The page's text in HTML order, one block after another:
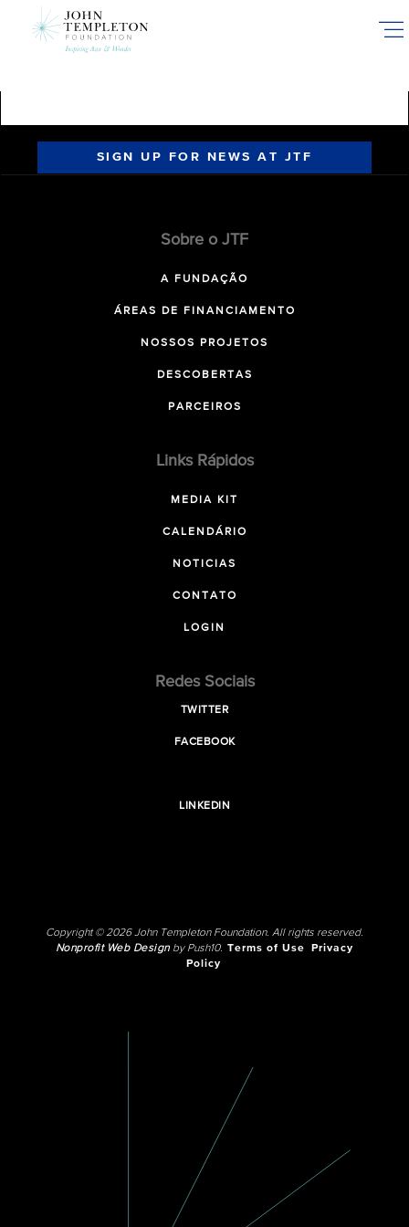
SIGN UP FOR NEWS AT JTF
Sobre o JTF
A FUNDAÇÃO
ÁREAS DE FINANCIAMENTO
NOSSOS PROJETOS
DESCOBERTAS
PARCEIROS
Links Rápidos
MEDIA KIT
CALENDÁRIO
NOTICIAS
CONTATO
LOGIN
Redes Sociais
TWITTER
FACEBOOK
LINKEDIN
Copyright © 2026 John Templeton Foundation. All rights reserved.
Nonprofit Web Designby Push10. Terms of Use
Privacy
Policy